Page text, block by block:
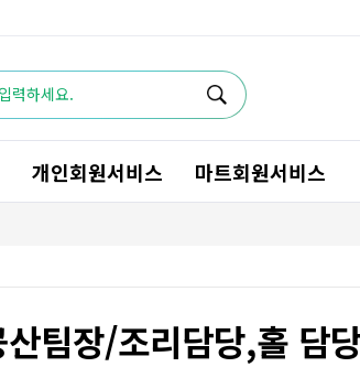
개인회원서비스 마트회원서비스
팀장/조리담당,홀 담